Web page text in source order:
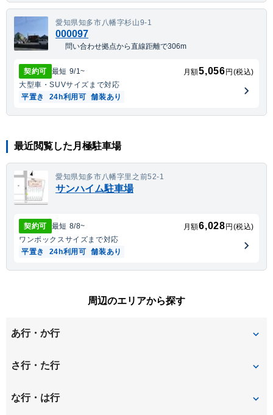
愛知県知多市八幡字杉山9-1
000097
問い合わせ拠点から直線距離で306m
契約可 最短 9/1~ 月額5,056 円(税込)
大型車・SUVサイズまで対応
平置き
24h利用可 舗装あり
最近閲覧した月極駐車場
愛知県知多市八幡字里之前52-1
サンハイム駐車場
契約可 最短 8/8~ 月額6,028 円(税込)
ワンボックスサイズまで対応
平置き
24h利用可 舗装あり
周辺のエリアから探す
あ行・か行
朝倉町
岡田緑が丘
さ行・た行
清水が丘
な行・は行